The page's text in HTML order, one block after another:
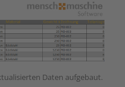
Daten aufgebaut.